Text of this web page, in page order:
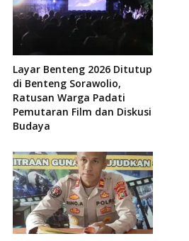
Layar Benteng 2026 Ditutup
di Benteng Sorawolio,
Ratusan Warga Padati
Pemutaran Film dan Diskusi
Budaya